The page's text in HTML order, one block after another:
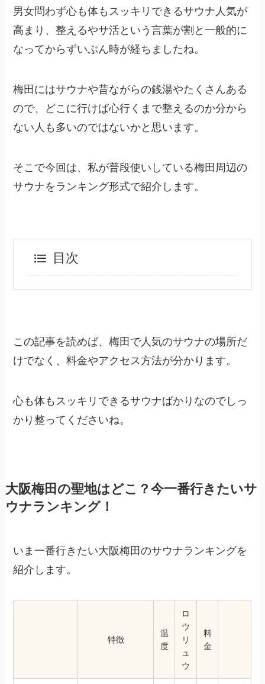
男女問わず心も体もスッキリできるサウナ人気が
高まり、整えるやサ活という言葉が割と一般的に
なってからずいぶん時が経ちましたね。
梅田にはサウナや昔ながらの銭湯やたくさんある
ので、どこに行けば心行くまで整えるのか分から
ない人も多いのではないかと思います。
そこで今回は、私が普段使いしている梅田周辺の
サウナをランキング形式で紹介します。
目次
この記事を読めば、梅田で人気のサウナの場所だ
けでなく、料金やアクセス方法が分かります。
心も体もスッキリできるサウナばかりなのでしっ
かり整ってくださいね。
大阪梅田の聖地はどこ？今一番行きたいサ
ウナランキング！
いま一番行きたい大阪梅田のサウナランキングを
紹介します。
特徴
温
度
ロ
ウ
リ
ュ
ウ
料
金